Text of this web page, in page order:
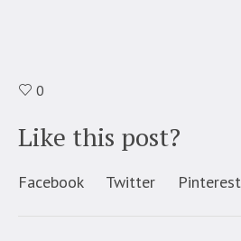
0
Like this post?
Facebook Twitter Pinterest